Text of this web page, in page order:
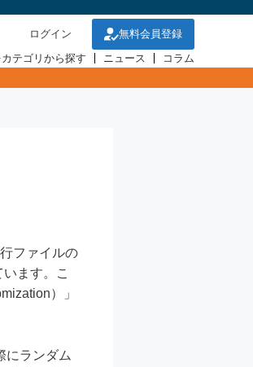
ログイン
無料会員登録
テゴリから探す
ニュース コラム
ファイルの
ます。こ
）」
にランダム